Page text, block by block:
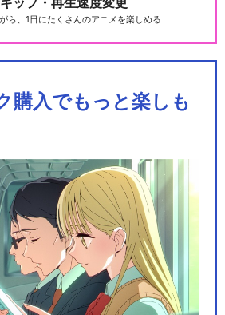
ら、1日にたくさんのアニメを楽しめる
購入でもっと楽しも